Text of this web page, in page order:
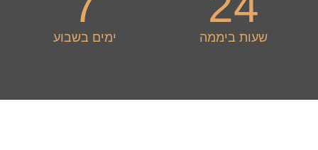
שעות ביממה ימים בשבוע